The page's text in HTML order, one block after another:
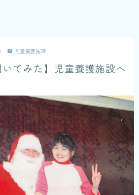
児童養護施設
いてみた】児童養護施設へ